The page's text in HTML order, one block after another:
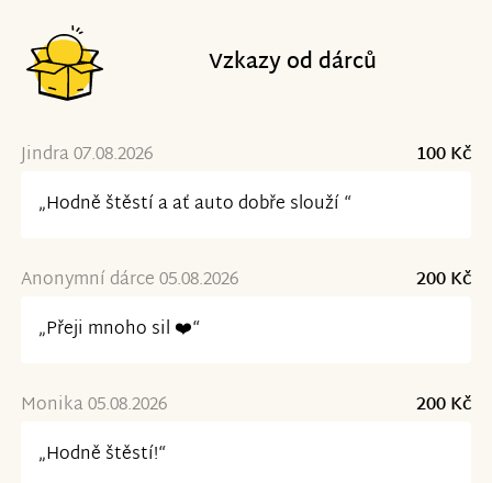
Vzkazy od dárců
Jindra 07.08.2026
100 Kč
„Hodně štěstí a ať auto dobře slouží “
Anonymní dárce 05.08.2026
200 Kč
„Přeji mnoho sil ❤️“
Monika 05.08.2026
200 Kč
„Hodně štěstí!“